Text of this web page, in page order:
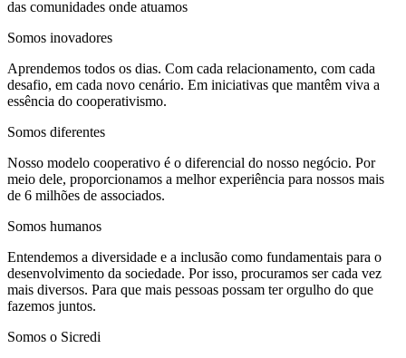
das comunidades onde atuamos
Somos inovadores
Aprendemos todos os dias. Com cada relacionamento, com cada
desafio, em cada novo cenário. Em iniciativas que mantêm viva a
essência do cooperativismo.
Somos diferentes
Nosso modelo cooperativo é o diferencial do nosso negócio. Por
meio dele, proporcionamos a melhor experiência para nossos mais
de 6 milhões de associados.
Somos humanos
Entendemos a diversidade e a inclusão como fundamentais para o
desenvolvimento da sociedade. Por isso, procuramos ser cada vez
mais diversos. Para que mais pessoas possam ter orgulho do que
fazemos juntos.
Somos o Sicredi